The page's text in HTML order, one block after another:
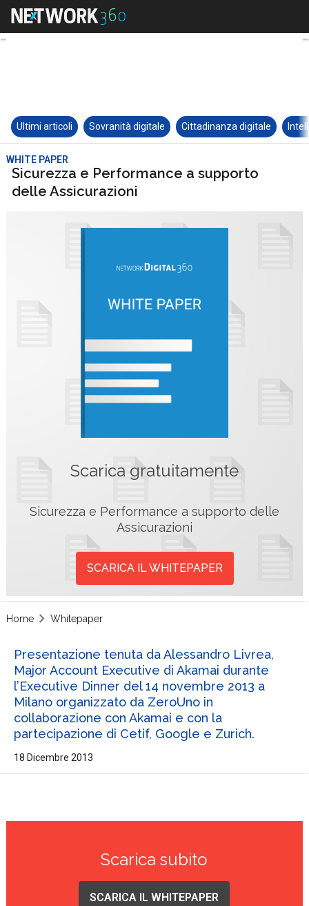
Ultimi articoli Sovranità digitale Cittadinanza digitale
WHITE PAPER
Sicurezza e Performance a supporto
delle Assicurazioni
Scarica gratuitamente
Sicurezza e Performance a supporto delle
Assicurazioni
SCARICA IL WHITEPAPER
Home Whitepaper
Presentazione tenuta da Alessandro Livrea,
Major Account Executive di Akamai durante
l’Executive Dinner del 14 novembre 2013 a
Milano organizzato da ZeroUno in
collaborazione con Akamai e con la
partecipazione di Cetif, Google e Zurich.
18 Dicembre 2013
Scarica subito
SCARICA IL WHITEPAPER